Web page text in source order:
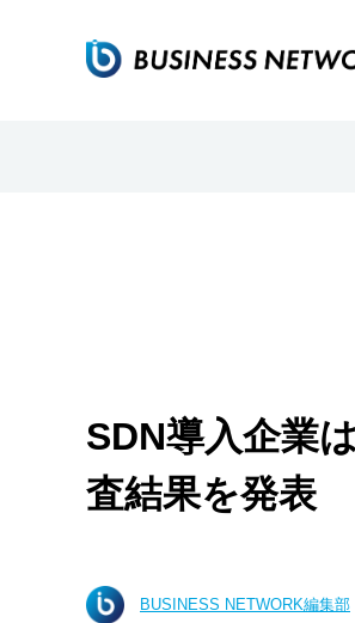
SDN導入企業
査結果を発表
BUSINESS NETWORK編集部